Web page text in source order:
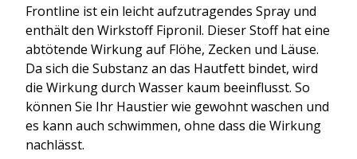
Frontline ist ein leicht aufzutragendes Spray und
enthält den Wirkstoff Fipronil. Dieser Stoff hat eine
abtötende Wirkung auf Flöhe, Zecken und Läuse.
Da sich die Substanz an das Hautfett bindet, wird
die Wirkung durch Wasser kaum beeinflusst. So
können Sie Ihr Haustier wie gewohnt waschen und
es kann auch schwimmen, ohne dass die Wirkung
nachlässt.